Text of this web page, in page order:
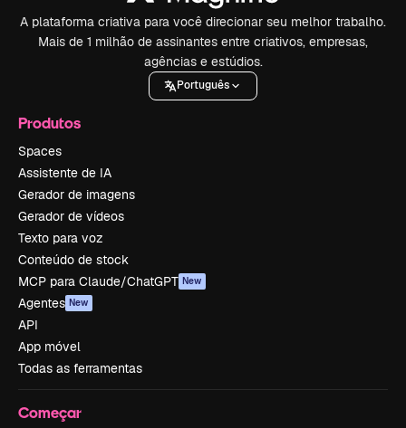
A plataforma criativa para você direcionar seu melhor trabalho.
Mais de 1 milhão de assinantes entre criativos, empresas,
agências e estúdios.
Português
Produtos
Spaces
Assistente de IA
Gerador de imagens
Gerador de vídeos
Texto para voz
Conteúdo de stock
MCP para Claude/ChatGPT New
Agentes New
API
App móvel
Todas as ferramentas
Começar